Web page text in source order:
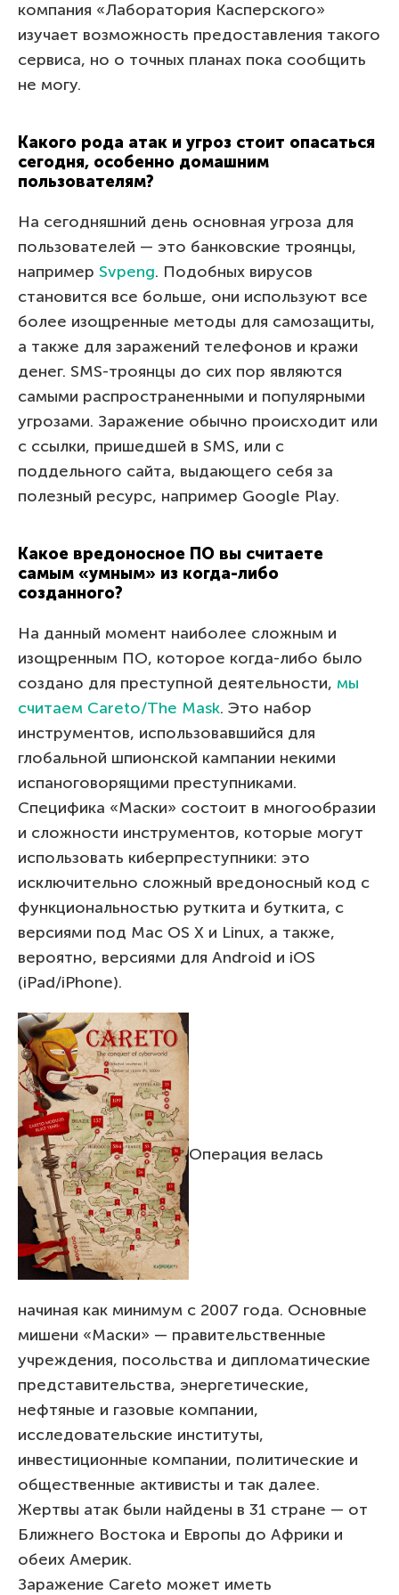
компания «Лаборатория Касперского»
изучает возможность предоставления такого
сервиса, но о точных планах пока сообщить
не могу.
Какого рода атак и угроз стоит опасаться
сегодня, особенно домашним
пользователям?
На сегодняшний день основная угроза для
пользователей — это банковские троянцы,
например Svpeng. Подобных вирусов
становится все больше, они используют все
более изощренные методы для самозащиты,
а также для заражений телефонов и кражи
денег. SMS-троянцы до сих пор являются
самыми распространенными и популярными
угрозами. Заражение обычно происходит или
с ссылки, пришедшей в SMS, или с
поддельного сайта, выдающего себя за
полезный ресурс, например Google Play.
Какое вредоносное ПО вы считаете
самым «умным» из когда-либо
созданного?
На данный момент наиболее сложным и
изощренным ПО, которое когда-либо было
создано для преступной деятельности, мы
считаем Careto/The Mask. Это набор
инструментов, использовавшийся для
глобальной шпионской кампании некими
испаноговорящими преступниками.
Специфика «Маски» состоит в многообразии
и сложности инструментов, которые могут
использовать киберпреступники: это
исключительно сложный вредоносный код с
функциональностью руткита и буткита, с
версиями под Mac OS X и Linux, а также,
вероятно, версиями для Android и iOS
(iPad/iPhone).
Операция велась
начиная как минимум с 2007 года. Основные
мишени «Маски» — правительственные
учреждения, посольства и дипломатические
представительства, энергетические,
нефтяные и газовые компании,
исследовательские институты,
инвестиционные компании, политические и
общественные активисты и так далее.
Жертвы атак были найдены в 31 стране — от
Ближнего Востока и Европы до Африки и
обеих Америк.
Заражение Careto может иметь